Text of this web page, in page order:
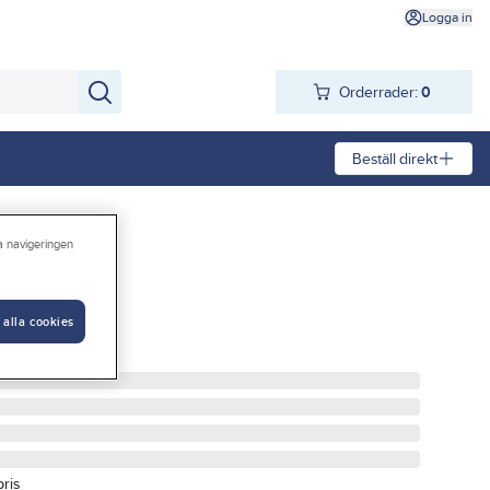
Logga in
Orderrader: 0
Beställ direkt
RÖD
navigeringen
alla cookies